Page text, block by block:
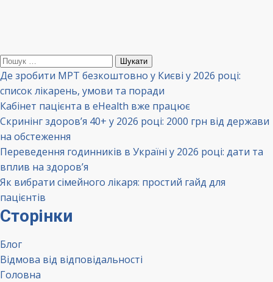
Пошук:
Де зробити МРТ безкоштовно у Києві у 2026 році:
список лікарень, умови та поради
Кабінет пацієнта в eHealth вже працює
Скринінг здоров’я 40+ у 2026 році: 2000 грн від держави
на обстеження
Переведення годинників в Україні у 2026 році: дати та
вплив на здоров’я
Як вибрати сімейного лікаря: простий гайд для
пацієнтів
Сторінки
Блог
Відмова від відповідальності
Головна